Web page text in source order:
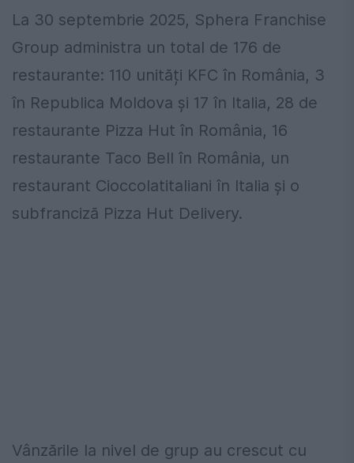
La 30 septembrie 2025, Sphera Franchise
Group administra un total de 176 de
restaurante: 110 unități KFC în România, 3
în Republica Moldova și 17 în Italia, 28 de
restaurante Pizza Hut în România, 16
restaurante Taco Bell în România, un
restaurant Cioccolatitaliani în Italia și o
subfranciză Pizza Hut Delivery.
Vânzările la nivel de grup au crescut cu